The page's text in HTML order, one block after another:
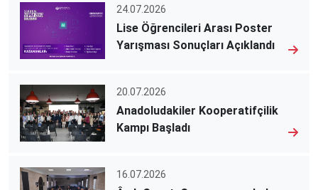
24.07.2026
Lise Öğrencileri Arası Poster
Yarışması Sonuçları Açıklandı
20.07.2026
Anadoludakiler Kooperatifçilik
Kampı Başladı
16.07.2026